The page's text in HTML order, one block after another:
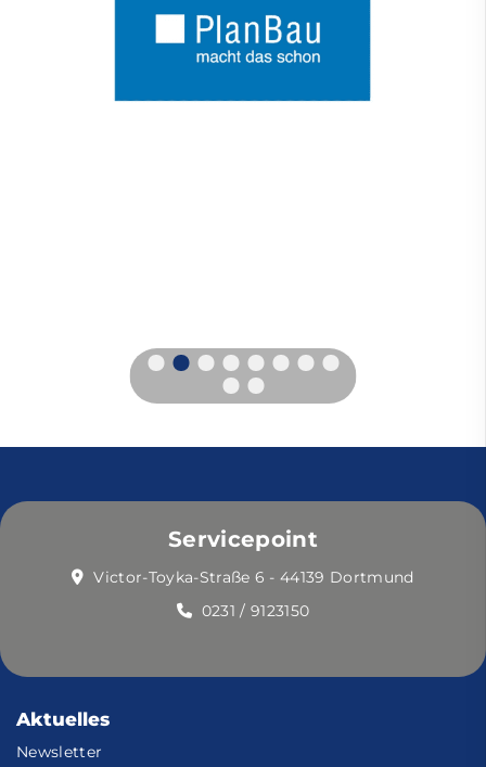
Servicepoint
Victor-Toyka-Straße 6 - 44139 Dortmund
0231 / 9123150
Aktuelles
Newsletter